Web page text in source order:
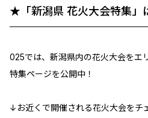
★「新潟県 花火大会特集」
025では、新潟県内の花火大会をエ
特集ページを公開中！
↓お近くで開催される花火大会をチ